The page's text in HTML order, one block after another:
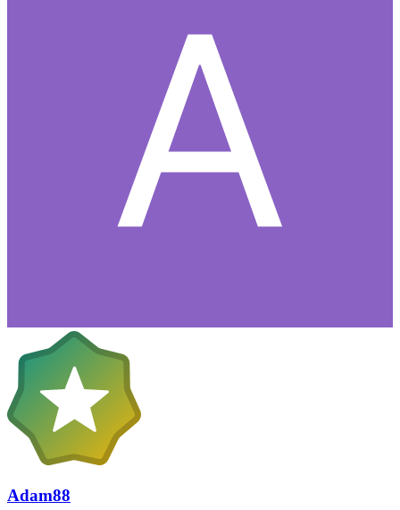
Adam88